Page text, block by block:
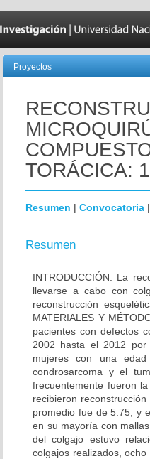
Proyectos
TORÁCICA:
Resumen | Convocatoria |
Resumen
INTRODUCCIÓN: La
llevarse a cabo con
reconstrucción
MATERIALES Y
pacientes con defectos
2002 hasta el 2012
mujeres con una
condrosarcoma y el
frecuentemente fueron
recibieron
promedio fue de 5.75, y
en su mayoría con
del colgajo estuvo
colgajos realizados,